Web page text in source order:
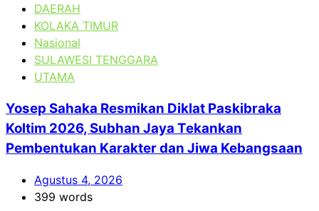
DAERAH
KOLAKA TIMUR
Nasional
SULAWESI TENGGARA
UTAMA
Yosep Sahaka Resmikan Diklat Paskibraka
Koltim 2026, Subhan Jaya Tekankan
Pembentukan Karakter dan Jiwa Kebangsaan
Agustus 4, 2026
399 words